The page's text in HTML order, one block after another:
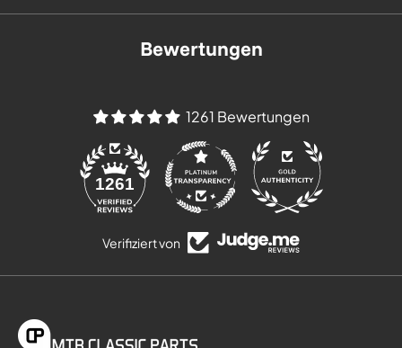
Bewertungen
1261 Bewertungen
1261
Verifiziert von